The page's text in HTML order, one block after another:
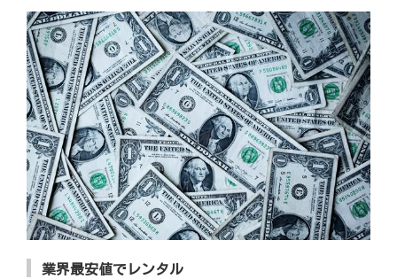
業界最安値でレンタル